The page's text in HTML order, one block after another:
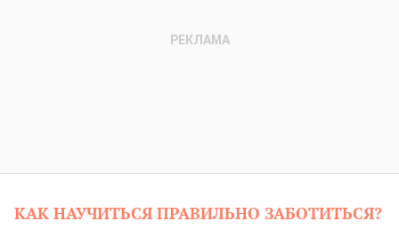
КАК НАУЧИТЬСЯ ПРАВИЛЬНО ЗАБОТИТЬСЯ?